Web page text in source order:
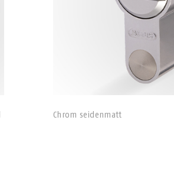
Chrom seidenmatt